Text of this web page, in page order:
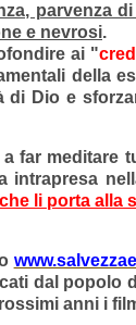
parvenza
e nevrosi.
ai "
della
Dio e
far meditare
intrapresa
li porta alla
dal popolo
anni i